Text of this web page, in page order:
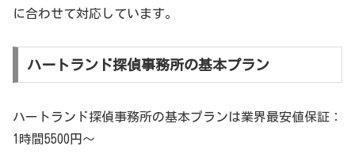
に合わせて対応しています。
ハートランド探偵事務所の基本プラン
ハートランド探偵事務所の基本プランは業界最安値保証：
1時間5500円〜